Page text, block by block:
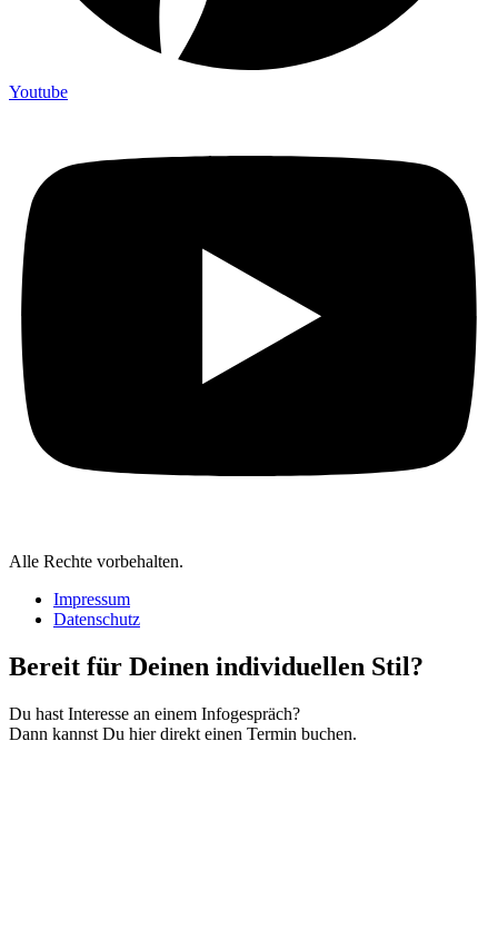
Youtube
Alle Rechte vorbehalten.
Impressum
Datenschutz
Bereit für Deinen individuellen Stil?
Du hast Interesse an einem Infogespräch?
Dann kannst Du hier direkt einen Termin buchen.